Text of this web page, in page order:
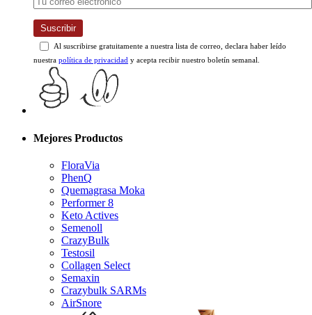
Suscribir
Al suscribirse gratuitamente a nuestra lista de correo, declara haber leído
nuestra política de privacidad y acepta recibir nuestro boletín semanal.
Mejores Productos
FloraVia
PhenQ
Quemagrasa Moka
Performer 8
Keto Actives
Semenoll
CrazyBulk
Testosil
Collagen Select
Semaxin
Crazybulk SARMs
AirSnore